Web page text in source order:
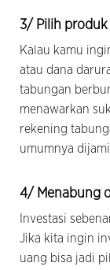
3/ Pilih
Kalau kamu
atau dana
tabungan
menawarkan
rekening
umumnya
4/ Menabung
Investasi
Jika kita ingin
uang bisa jadi